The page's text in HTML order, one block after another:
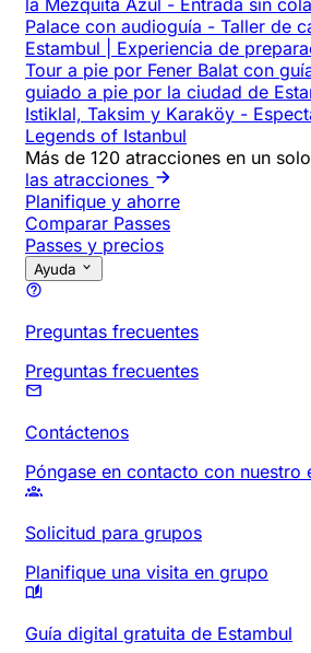
la Mezquita Azul - Entrada sin
Palace con audioguía - Taller de
Estambul | Experiencia de
Tour a pie por Fener Balat con
guiado a pie por la ciudad de
Istiklal, Taksim y Karaköy -
Legends of Istanbul
Más de 120 atracciones en un
las atracciones
Planifique y ahorre
Comparar Passes
Passes y precios
Ayuda
Preguntas frecuentes
Preguntas frecuentes
Contáctenos
Póngase en contacto con nuestro
Solicitud para grupos
Planifique una visita en grupo
Guía digital gratuita de Estambul